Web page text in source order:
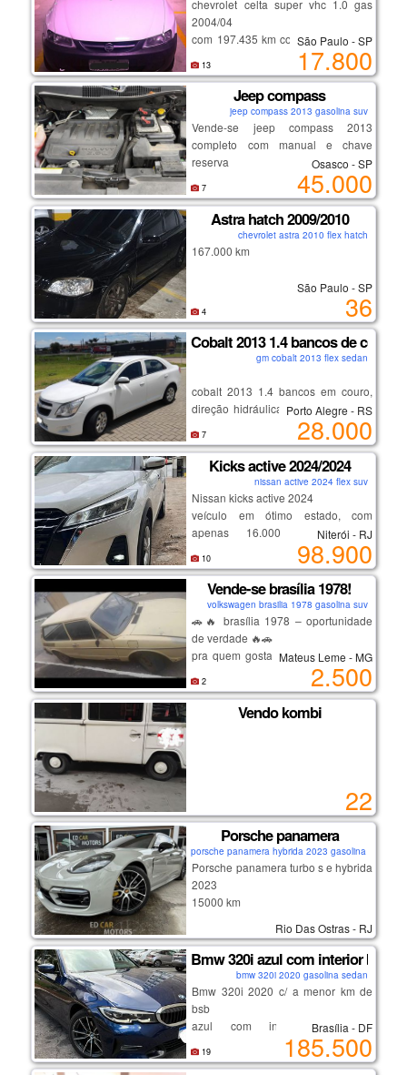
✅ excelente estado de conservação
✅ econômico, confortável e
confiável
✅ manual do proprietário
✅ 4 pneus novos
✅ revisado
✅ sem sinistro
✅ sem leilão
✅ tirado 0km na holanda
volkswagen.
chevrolet celta super vhc 1.0 gas
2004/04
com 197.435 km cor branco com ar
condicionado, vidros e trava elétrica
veículo em ótimo estado de
conservação pneus e mecânica em
geral excelente. veículo particular
de uso diário placa de sp final 4 já
isento de pagar ipva sem multas
documento ok pronto para
(11) 94000 - 5374 c/ roberto
e-mail: jr.solution@gmail.com
São Paulo - SP
17.800
13
Jeep compass
jeep compass 2013 gasolina suv
Vende-se jeep compass 2013
completo com manual e chave
reserva
Osasco - SP
45.000
7
Astra hatch 2009/2010
chevrolet astra 2010 flex hatch
167.000 km
São Paulo - SP
36
4
Cobalt 2013 1.4 bancos de couro
gm cobalt 2013 flex sedan
cobalt 2013 1.4 bancos em couro,
direção hidráulica, ar condicionado,
central multimídia, descanso de
braço do motorista, ar quente,
desembaçador traseiro,câmera de
Porto Alegre - RS
28.000
7
Kicks active 2024/2024
nissan active 2024 flex suv
Nissan kicks active 2024
veículo em ótimo estado, com
apenas 16.000 km rodados.
econômico, confortável e ideal para
o dia a dia. motor 1.6, câmbio
automático, direção elétrica, ar-
condicionado, vidros e travas
elétricas, central multimídia, câmera
de ré e volante multifuncional. carro
bem conservado, pronto para uso.
Niterói - RJ
98.900
10
Vende-se brasília 1978!
volkswagen brasilia 1978 gasolina suv
🚗🔥 brasília 1978 – oportunidade
de verdade 🔥🚗
pra quem gosta de carro antigo ou
quer pegar barato pra arrumar e
valorizar!
✅ platinado novo
⚠ precisa apenas: – carregar ou
trocar bateria
– revisar carburador
📄 documento 2025 em dia
✍ recibo preenchido
💰 *por r$ 2.500 pra vender rápido!*
Mateus Leme - MG
2.500
2
Vendo kombi
22
Porsche panamera
porsche panamera hybrida 2023 gasolina coupe
Porsche panamera turbo s e hybrida
2023
15000 km
Rio Das Ostras - RJ
Bmw 320i azul com interior bege
bmw 320i 2020 gasolina sedan
Bmw 320i 2020 c/ a menor km de
bsb
azul com interior bege, a
configuração mais desejada
pintura extremamente conservada
Brasília - DF
185.500
19